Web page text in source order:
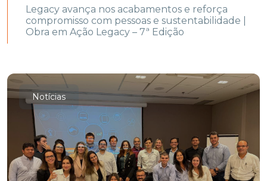
Legacy avança nos acabamentos e reforça
compromisso com pessoas e sustentabilidade |
Obra em Ação Legacy – 7ª Edição
Notícias